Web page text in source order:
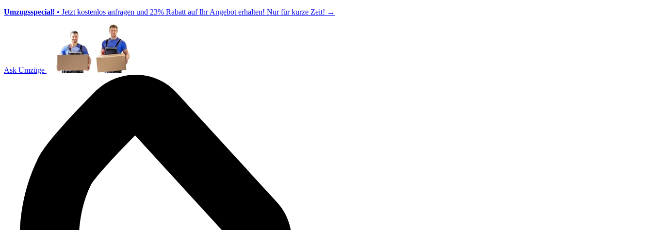
Umzugsspecial! • Jetzt kostenlos anfragen und 23% Rabatt auf Ihr Angebot erhalten! Nur für kurze Zeit! →
Ask Umzüge